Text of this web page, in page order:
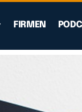
FIRMEN